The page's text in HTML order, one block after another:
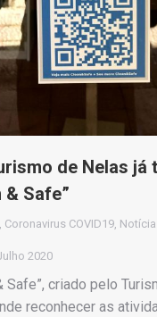
de Nelas já
& Safe”
Coronavirus COVID19
2020
Safe”, criado pelo
reconhecer as